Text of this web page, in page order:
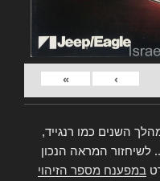
›
»
השנים כמו רנגייד,
לשיחזור המראה הנכון
במפענח מספר הזיהוי